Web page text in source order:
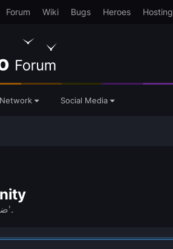
Forum Wiki Bugs Heroes Hosting
Social Media
Showing results for tags 'ضحك'.